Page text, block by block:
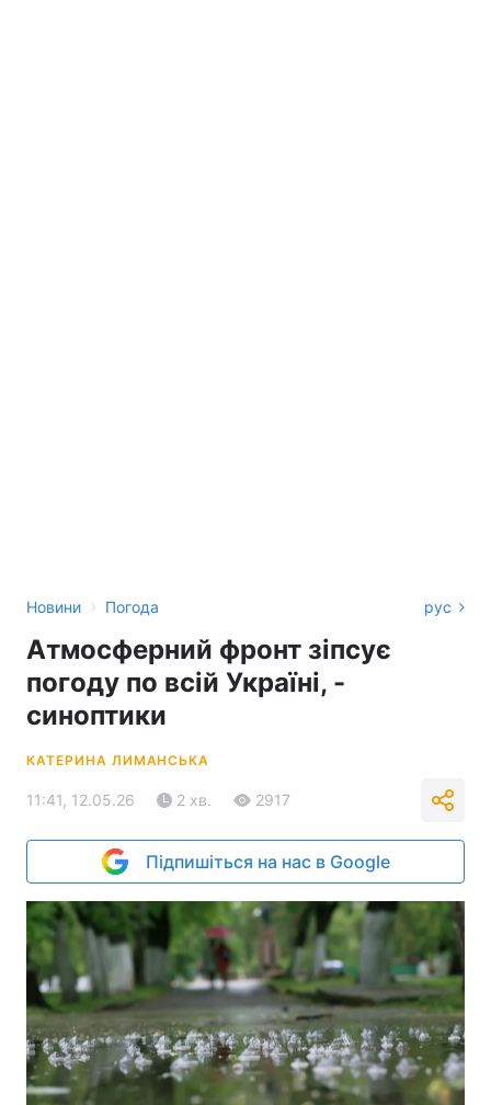
Новини › Погода рус
Атмосферний фронт зіпсує
погоду по всій Україні, -
синоптики
КАТЕРИНА ЛИМАНСЬКА
11:41, 12.05.26 2 хв. 2917
Підпишіться на нас в Google